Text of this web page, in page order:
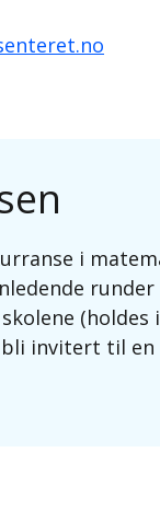
i
invitert til